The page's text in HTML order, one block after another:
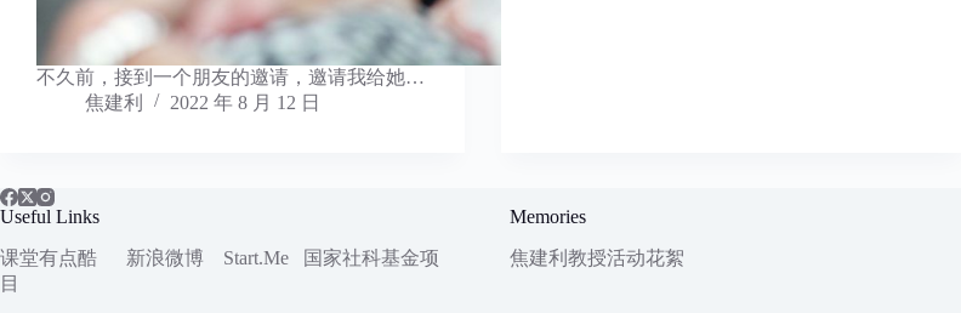
不久前，接到一个朋友的邀请，邀请我给她…
焦建利
2022 年 8 月 12 日
Useful Links
课堂有点酷
新浪微博 Start.Me 国家社科基金项
目
Memories
焦建利教授活动花絮